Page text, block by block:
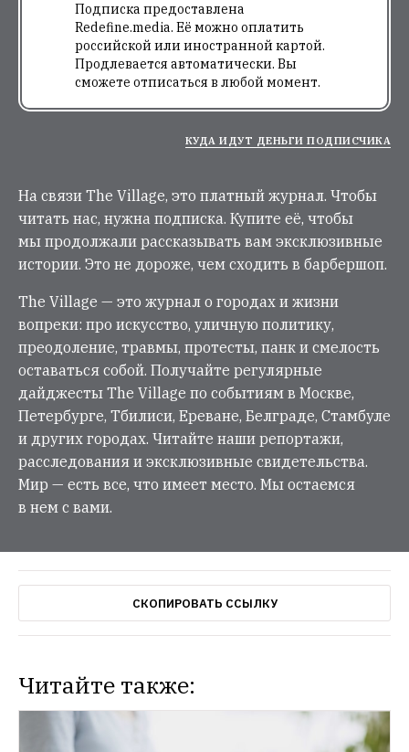
Подписка предоставлена
Redefine.media. Её можно оплатить
российской или иностранной картой.
Продлевается автоматически. Вы
сможете отписаться в любой момент.
КУДА ИДУТ ДЕНЬГИ ПОДПИСЧИКА
На связи The Village, это платный журнал. Чтобы
читать нас, нужна подписка. Купите её, чтобы
мы продолжали рассказывать вам эксклюзивные
истории. Это не дороже, чем сходить в барбершоп.
The Village — это журнал о городах и жизни
вопреки: про искусство, уличную политику,
преодоление, травмы, протесты, панк и смелость
оставаться собой. Получайте регулярные
дайджесты The Village по событиям в Москве,
Петербурге, Тбилиси, Ереване, Белграде, Стамбуле
и других городах. Читайте наши репортажи,
расследования и эксклюзивные свидетельства.
Мир — есть все, что имеет место. Мы остаемся
в нем с вами.
СКОПИРОВАТЬ ССЫЛКУ
Читайте также: